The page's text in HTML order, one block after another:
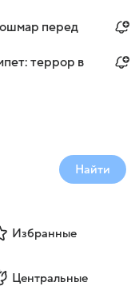
перед
террор в
Найти
Избранные
Центральные